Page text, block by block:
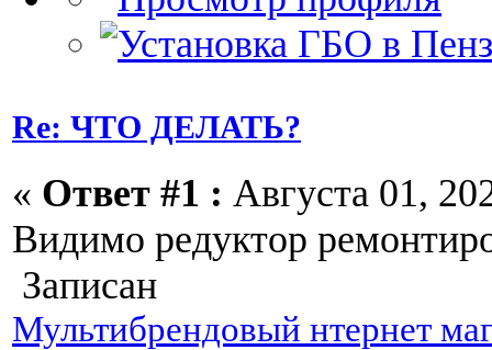
Re: ЧТО ДЕЛАТЬ?
« Ответ #1 : Августа 01,
Видимо редуктор
Записан
Мультибрендовый нтернет